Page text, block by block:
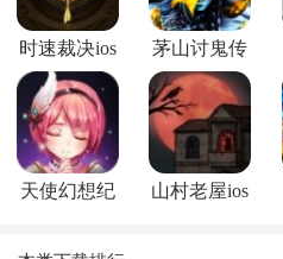
时速裁决ios
版
茅山讨鬼传
ios版
天使幻想纪
山村老屋ios